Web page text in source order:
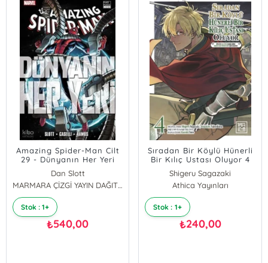
Amazing Spider-Man Cilt
29 - Dünyanın Her Yeri
Dan Slott
MARMARA ÇİZGİ YAYIN DAĞITIM
Stok : 1+
₺540,00
Sıradan Bir Köylü Hünerli
Bir Kılıç Ustası Oluyor 4
Shigeru Sagazaki
Athica Yayınları
Stok : 1+
₺240,00